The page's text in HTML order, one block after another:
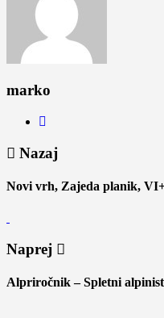
marko
Nazaj
Novi vrh, Zajeda planik,
Naprej
Alpriročnik – Spletni